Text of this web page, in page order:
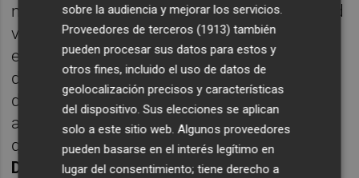
ningún anuncio ni en las redes, es la realidad
velada de tener menos de treinta. Lo
escucho con impotencia porque la idolatría
de la juventud se ha hecho canónica y
desatiende lo que significa no haber
aprendido aún a calmarse, a conectar con
quién es uno, a encajar los propios límites.
Deben ganar torneos de felicidad, potencia
sobre la audiencia y mejorar los servicios.
Proveedores de terceros (1913) también
pueden procesar sus datos para estos y
otros fines, incluido el uso de datos de
geolocalización precisos y características
del dispositivo. Sus elecciones se aplican
solo a este sitio web. Algunos proveedores
pueden basarse en el interés legítimo en
lugar del consentimiento; tiene derecho a